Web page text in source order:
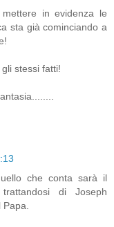
in evidenza le
sta già cominciando a
stessi fatti!
che conta sarà il
di Joseph